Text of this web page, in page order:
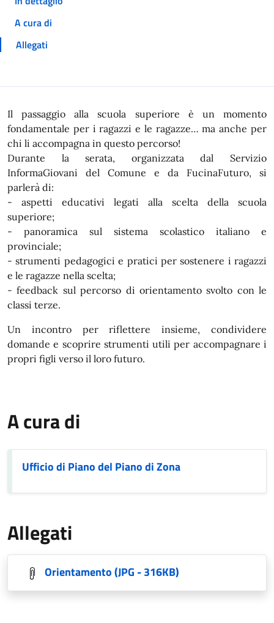
A cura di
Allegati
In dettaglio
Il passaggio alla scuola superiore è un momento
fondamentale per i ragazzi e le ragazze… ma anche per
chi li accompagna in questo percorso!
Durante la serata, organizzata dal Servizio
InformaGiovani del Comune e da FucinaFuturo, si
parlerà di:
- aspetti educativi legati alla scelta della scuola
superiore;
- panoramica sul sistema scolastico italiano e
provinciale;
- strumenti pedagogici e pratici per sostenere i ragazzi
e le ragazze nella scelta;
- feedback sul percorso di orientamento svolto con le
classi terze.
Un incontro per riflettere insieme, condividere
domande e scoprire strumenti utili per accompagnare i
propri figli verso il loro futuro.
A cura di
Ufficio di Piano del Piano di Zona
Allegati
Orientamento(JPG - 316KB)